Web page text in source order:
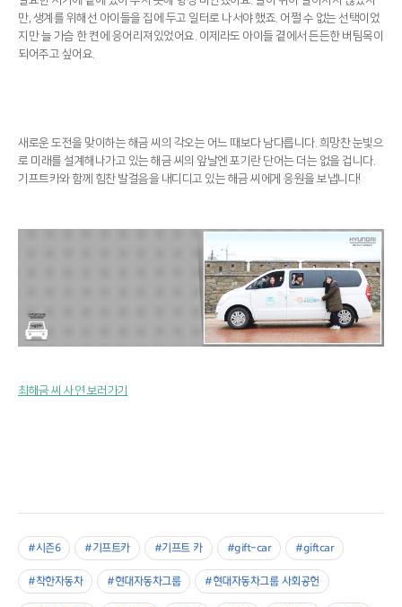
만, 생계를 위해선 아이들을 집에 두고 일터로 나서야 했죠. 어쩔 수 없는 선택이었
지만 늘 가슴 한 켠에 응어리져있었어요. 이제라도 아이들 곁에서 든든한 버팀목이
되어주고 싶어요.
새로운 도전을 맞이하는 해금 씨의 각오는 어느 때보다 남다릅니다. 희망찬 눈빛으
로 미래를 설계해나가고 있는 해금 씨의 앞날엔 포기란 단어는 더는 없을 겁니다.
기프트카와 함께 힘찬 발걸음을 내디디고 있는 해금 씨에게 응원을 보냅니다!
최해금 씨 사연 보러가기
#시즌6 #기프트카 #기프트 카 #gift-car #giftcar
#착한자동차 #현대자동차그룹 #현대자동차그룹 사회공헌